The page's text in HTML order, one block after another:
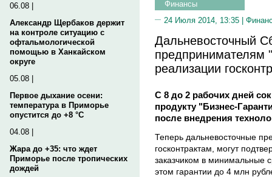
06.08 |
Александр Щербаков держит
на контроле ситуацию с
офтальмологической
помощью в Ханкайском
округе
05.08 |
Первое дыхание осени:
температура в Приморье
опустится до +8 °C
04.08 |
Жара до +35: что ждет
Приморье после тропических
дождей
Финансы
24 Июля 2014, 13:35 |
Дальневосточный
предпринимателям
реализации
С 8 до 2 рабочих дней
продукту "Бизнес-
после внедрения
Теперь дальневосточные
госконтрактам, могут
заказчиком в минимальные
этом гарантии до 4 млн